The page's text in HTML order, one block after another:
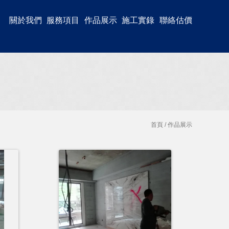
關於我們 服務項目 作品展示 施工實錄 聯絡估價
首頁 / 作品展示